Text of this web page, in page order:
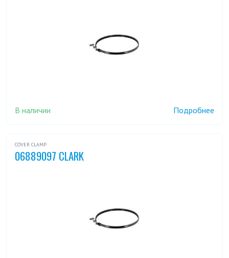
В наличии Подробнее
COVER CLAMP
06889097 CLARK